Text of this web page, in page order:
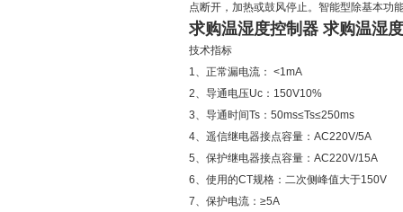
点断开，加热或鼓风停止。智能型除基本功
求购温湿度控制器 求购温湿
技术指标
1、正常漏电流： <1mA
2、导通电压Uc：150V10%
3、导通时间Ts：50ms≤Ts≤250ms
4、遥信继电器接点容量：AC220V/5A
5、保护继电器接点容量：AC220V/15A
6、使用的CT规格：二次侧峰值大于150V
7、保护电流：≥5A